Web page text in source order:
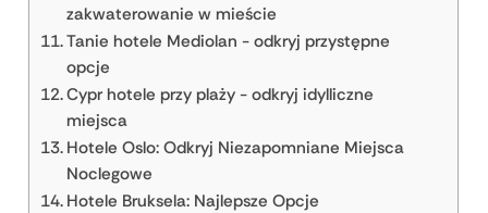
zakwaterowanie w mieście
Tanie hotele Mediolan - odkryj przystępne
opcje
Cypr hotele przy plaży - odkryj idylliczne
miejsca
Hotele Oslo: Odkryj Niezapomniane Miejsca
Noclegowe
Hotele Bruksela: Najlepsze Opcje